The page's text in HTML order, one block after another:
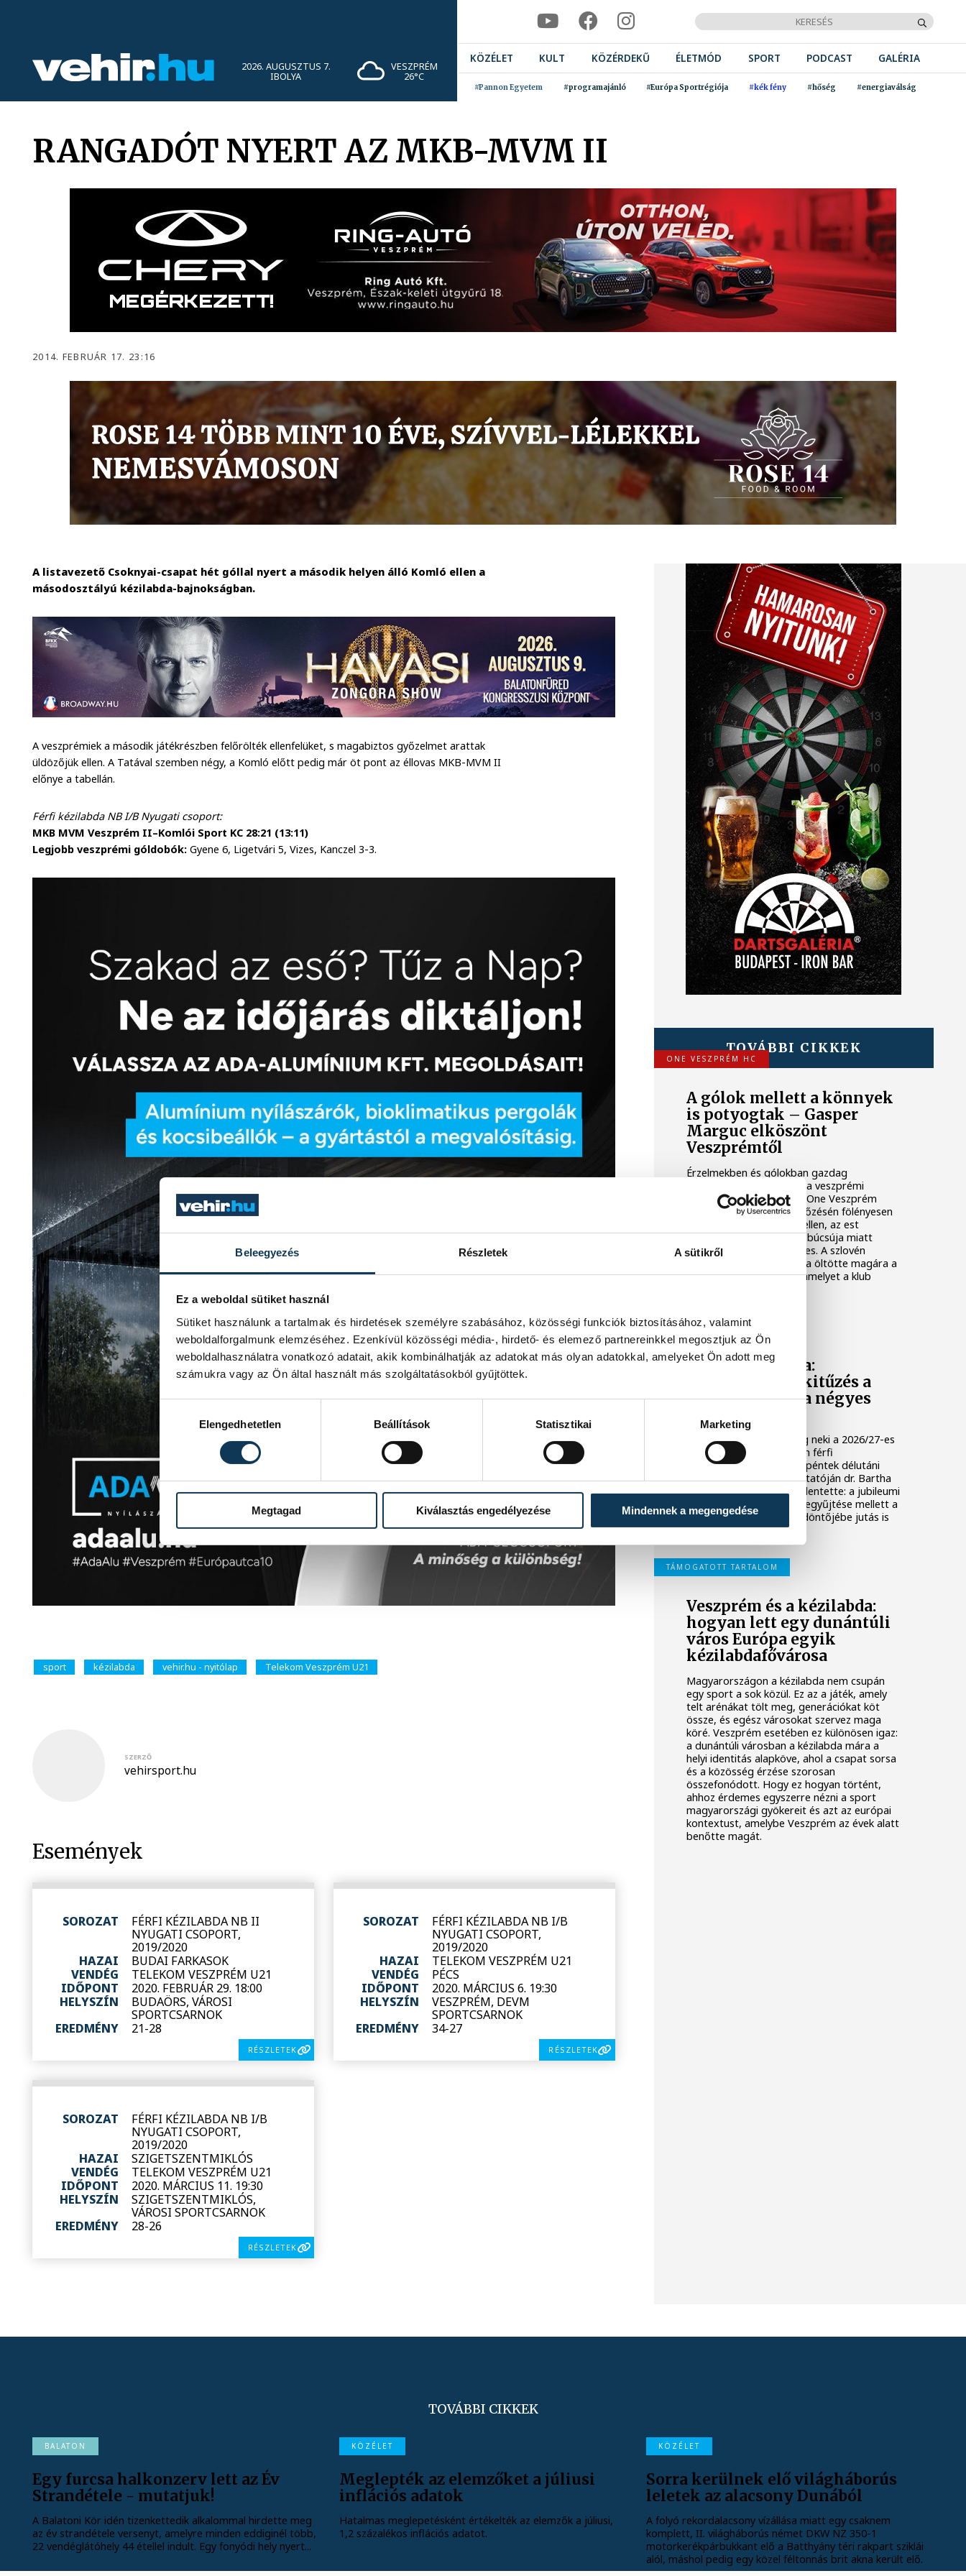
Beleegyezés Részletek A sütikről
Ez a weboldal sütiket használ
Sütiket használunk a tartalmak és hirdetések személyre szabásához, közösségi funkciók biztosításához, valamint
weboldalforgalmunk elemzéséhez. Ezenkívül közösségi média-, hirdető- és elemező partnereinkkel megosztjuk az Ön
weboldalhasználatra vonatkozó adatait, akik kombinálhatják az adatokat más olyan adatokkal, amelyeket Ön adott meg
számukra vagy az Ön által használt más szolgáltatásokból gyűjtöttek.
Elengedhetetlen
Beállítások Statisztikai Marketing
Megtagad Kiválasztás engedélyezése Mindennek a megengedése
2026. AUGUSZTUS 7.
IBOLYA
VESZPRÉM
26°C
KÖZÉLET KULT KÖZÉRDEKŰ ÉLETMÓD SPORT PODCAST GALÉRIA
#Pannon Egyetem #programajánló #Európa Sportrégiója #kék fény #hőség #energiaválság
RANGADÓT NYERT AZ MKB-MVM II
2014. FEBRUÁR 17. 23:16
A listavezető Csoknyai-csapat hét góllal nyert a második helyen álló Komló ellen a
másodosztályú kézilabda-bajnokságban.
A veszprémiek a második játékrészben felőrölték ellenfelüket, s magabiztos győzelmet arattak
üldözőjük ellen. A Tatával szemben négy, a Komló előtt pedig már öt pont az éllovas MKB-MVM II
előnye a tabellán.
Férfi kézilabda NB I/B Nyugati csoport:
MKB MVM Veszprém II–Komlói Sport KC 28:21 (13:11)
Legjobb veszprémi góldobók: Gyene 6, Ligetvári 5, Vizes, Kanczel 3-3.
sport kézilabda vehir.hu - nyitólap Telekom Veszprém U21
SZERZŐ
vehirsport.hu
Események
SOROZAT
FÉRFI KÉZILABDA NB II
NYUGATI CSOPORT,
2019/2020
HAZAI
BUDAI FARKASOK
VENDÉG
TELEKOM VESZPRÉM U21
IDŐPONT
2020. FEBRUÁR 29. 18:00
HELYSZÍN
BUDAÖRS, VÁROSI
SPORTCSARNOK
EREDMÉNY
21-28
RÉSZLETEK
SOROZAT
FÉRFI KÉZILABDA NB I/B
NYUGATI CSOPORT,
2019/2020
HAZAI
TELEKOM VESZPRÉM U21
VENDÉG
PÉCS
IDŐPONT
2020. MÁRCIUS 6. 19:30
HELYSZÍN
VESZPRÉM, DEVM
SPORTCSARNOK
EREDMÉNY
34-27
RÉSZLETEK
SOROZAT
FÉRFI KÉZILABDA NB I/B
NYUGATI CSOPORT,
2019/2020
HAZAI
SZIGETSZENTMIKLÓS
VENDÉG
TELEKOM VESZPRÉM U21
IDŐPONT
2020. MÁRCIUS 11. 19:30
HELYSZÍN
SZIGETSZENTMIKLÓS,
VÁROSI SPORTCSARNOK
EREDMÉNY
28-26
RÉSZLETEK
TOVÁBBI CIKKEK
ONE VESZPRÉM HC
A gólok mellett a könnyek
is potyogtak – Gasper
Marguc elköszönt
Veszprémtől
Érzelmekben és gólokban gazdag
gálamérkőzést láthatott a veszprémi
közönség péntek este. A One Veszprém
idénybeli első hazai mérkőzésén fölényesen
nyert a szlovén RK Celje ellen, az est
azonban Gasper Marguc búcsúja miatt
marad örökre emlékezetes. A szlovén
közönségkedvenc utoljára öltötte magára a
bakonyiak 24-es mezét, amelyet a klub
ONE VESZPRÉM HC
Dr. Bartha Csaba:
egyértelmű célkitűzés a
Bajnokok Ligája négyes
Huszonkét játékossal vág neki a 2026/27-es
idénynek a One Veszprém férfi
kézilabdacsapata. A klub péntek délutáni
szezonnyitó sajtótájékoztatóján dr. Bartha
Csaba vezérigazgató kijelentette: a jubileumi
idényben a hazai címek begyűjtése mellett a
Bajnokok Ligája négyes döntőjébe jutás is
egyértelmű célkitűzés.
TÁMOGATOTT TARTALOM
Veszprém és a kézilabda:
hogyan lett egy dunántúli
város Európa egyik
kézilabdafővárosa
Magyarországon a kézilabda nem csupán
egy sport a sok közül. Ez az a játék, amely
telt arénákat tölt meg, generációkat köt
össze, és egész városokat szervez maga
köré. Veszprém esetében ez különösen igaz:
a dunántúli városban a kézilabda mára a
helyi identitás alapköve, ahol a csapat sorsa
és a közösség érzése szorosan
összefonódott. Hogy ez hogyan történt,
ahhoz érdemes egyszerre nézni a sport
magyarországi gyökereit és azt az európai
kontextust, amelybe Veszprém az évek alatt
benőtte magát.
TOVÁBBI CIKKEK
BALATON
Egy furcsa halkonzerv lett az Év
Strandétele - mutatjuk!
A Balatoni Kör idén tizenkettedik alkalommal hirdette meg
az év strandétele versenyt, amelyre minden eddiginél több,
22 vendéglátóhely 44 étellel indult. Egy fonyódi hely nyert...
KÖZÉLET
Meglepték az elemzőket a júliusi
inflációs adatok
Hatalmas meglepetésként értékelték az elemzők a júliusi,
1,2 százalékos inflációs adatot.
KÖZÉLET
Sorra kerülnek elő világháborús
leletek az alacsony Dunából
A folyó rekordalacsony vízállása miatt egy csaknem
komplett, II. világháborús német DKW NZ 350-1
motorkerékpárbukkant elő a Batthyány téri rakpart sziklái
alól, máshol pedig egy közel féltonnás brit akna került elő.